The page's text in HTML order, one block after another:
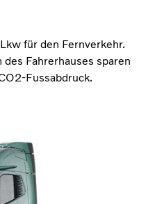
für den Fernverkehr.
Fahrerhauses sparen
Fussabdruck.